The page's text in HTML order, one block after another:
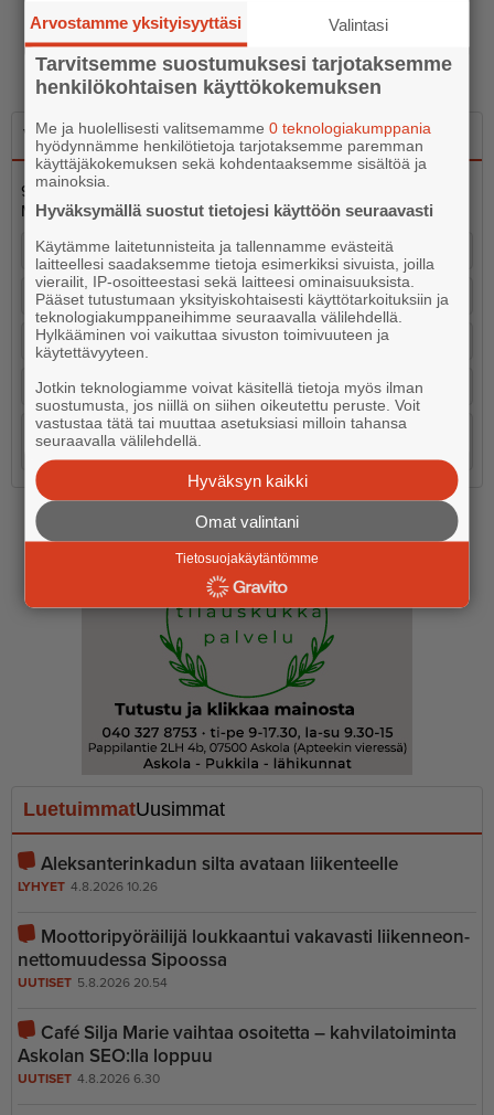
Viikon kysymys
9.8. vietetään Tove Janssonin ja suomalaisen taiteen päivää.
Mikä on sinun suosikkisi Tove Janssonin perinnössä?
Muumit ja niiden viisaudet.
Saaristokuvat ja luontoteemat.
Toven kirjat aikuisille.
Tove Janssonin kuvataide.
Se ainutlaatuinen tunnelma, jonka hän loi koko Itämeren
saaristoon.
LuetuimmatUusimmat
Aleksanterinkadun silta avataan liikenteelle
LYHYET 4.8.2026 10.26
Moottoripyöräilijä loukkaantui vakavasti liiken­ne­on­
net­to­muudessa Sipoossa
UUTISET 5.8.2026 20.54
Café Silja Marie vaihtaa osoitetta – kahvilatoiminta
Askolan SEO:lla loppuu
UUTISET 4.8.2026 6.30
Arvostamme yksityisyyttäsi Valintasi
Tarvitsemme suostumuksesi tarjotaksemme
henkilökohtaisen käyttökokemuksen
Me ja huolellisesti valitsemamme0 teknologiakumppania
hyödynnämme henkilötietoja tarjotaksemme paremman
käyttäjäkokemuksen sekä kohdentaaksemme sisältöä ja
mainoksia.
Hyväksymällä suostut tietojesi käyttöön seuraavasti
Käytämme laitetunnisteita ja tallennamme evästeitä
laitteellesi saadaksemme tietoja esimerkiksi sivuista, joilla
vierailit, IP-osoitteestasi sekä laitteesi ominaisuuksista.
Pääset tutustumaan yksityiskohtaisesti käyttötarkoituksiin ja
teknologiakumppaneihimme seuraavalla välilehdellä.
Hylkääminen voi vaikuttaa sivuston toimivuuteen ja
käytettävyyteen.
Jotkin teknologiamme voivat käsitellä tietoja myös ilman
suostumusta, jos niillä on siihen oikeutettu peruste. Voit
vastustaa tätä tai muuttaa asetuksiasi milloin tahansa
seuraavalla välilehdellä.
Hyväksyn kaikki
Omat valintani
Tietosuojakäytäntömme